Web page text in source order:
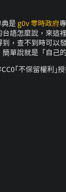
是 g0v 零時政府
語怎麼說，來這
，查不到時可以
單說就是「自己
｢不保留權利｣